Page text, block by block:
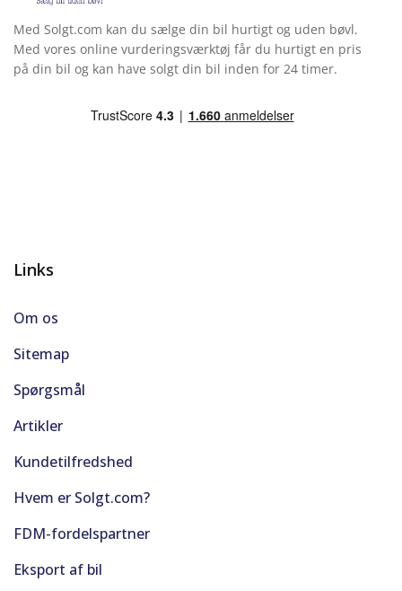
Med Solgt.com kan du sælge din bil hurtigt og uden bøvl.
Med vores online vurderingsværktøj får du hurtigt en pris
på din bil og kan have solgt din bil inden for 24 timer.
Links
Om os
Sitemap
Spørgsmål
Artikler
Kundetilfredshed
Hvem er Solgt.com?
FDM-fordelspartner
Eksport af bil